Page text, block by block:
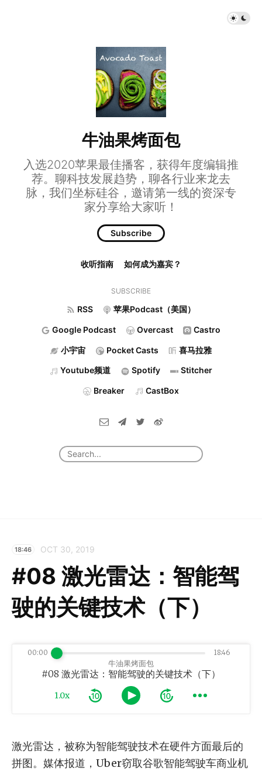
牛油果烤面包
入选2020苹果最佳播客，获得年度编辑推
荐。聊科技发展趋势，聊各行业来龙去
脉，我们坐标硅谷，邀请第一线的资深专
家分享给大家听！
Subscribe
收听指南 如何成为嘉宾？
SUBSCRIBE
RSS 苹果Podcast（美国）
Google Podcast Overcast Castro
小宇宙 Pocket Casts 喜马拉雅
Youtube频道 Spotify Stitcher
Breaker CastBox
18:46 OCT 30, 2019
#08 激光雷达：智能驾
驶的关键技术（下）
牛油果烤面包
#08 激光雷达：智能驾驶的关键技术（下）
1.0x
00:00 18:46
激光雷达，被称为智能驾驶技术在硬件方面最后的
拼图。媒体报道，Uber窃取谷歌智能驾驶车商业机